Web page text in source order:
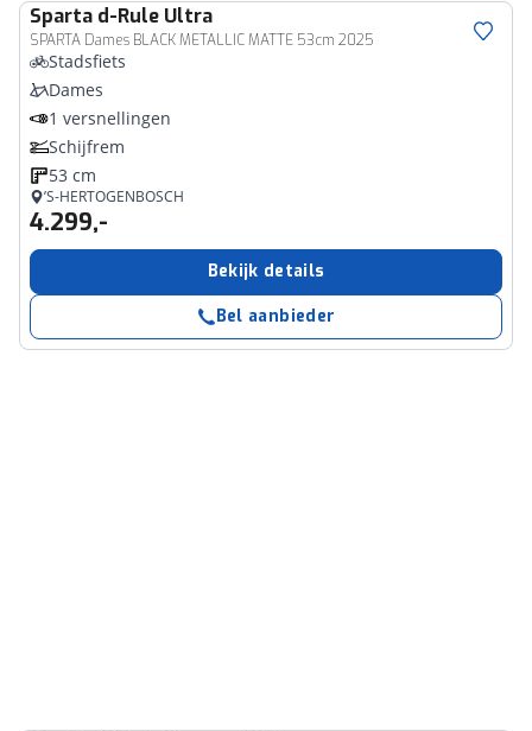
Sparta d-Rule Ultra
SPARTA Dames BLACK METALLIC MATTE 53cm 2025
Stadsfiets
Dames
1 versnellingen
Schijfrem
53 cm
’S-HERTOGENBOSCH
4.299,-
Bekijk details
Bel aanbieder